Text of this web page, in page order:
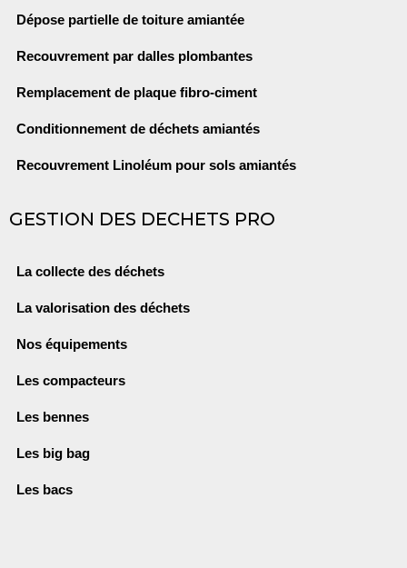
Dépose partielle de toiture amiantée
Recouvrement par dalles plombantes
Remplacement de plaque fibro-ciment
Conditionnement de déchets amiantés
Recouvrement Linoléum pour sols amiantés
GESTION DES DECHETS PRO
La collecte des déchets
La valorisation des déchets
Nos équipements
Les compacteurs
Les bennes
Les big bag
Les bacs